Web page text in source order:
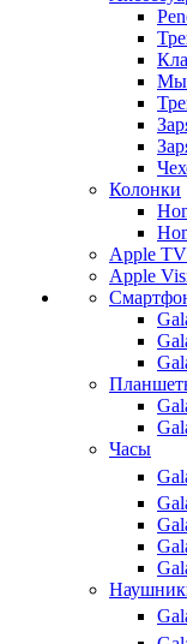
Колонки
Apple TV
Apple
Часы